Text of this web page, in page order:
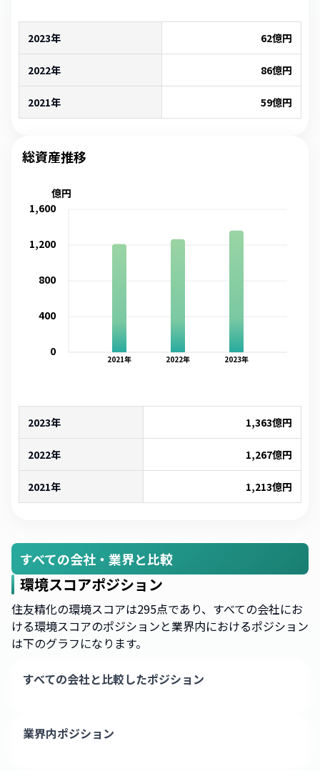
2023年 62億円
2022年 86億円
2021年 59億円
総資産推移
2021年 2022年 2023年
0
400
800
1,200
1,600
億円
2023年 1,363億円
2022年 1,267億円
2021年 1,213億円
すべての会社・業界と比較
環境スコアポジション
住友精化の環境スコアは295点であり、すべての会社にお
ける環境スコアのポジションと業界内におけるポジション
は下のグラフになります。
すべての会社と比較したポジション
業界内ポジション